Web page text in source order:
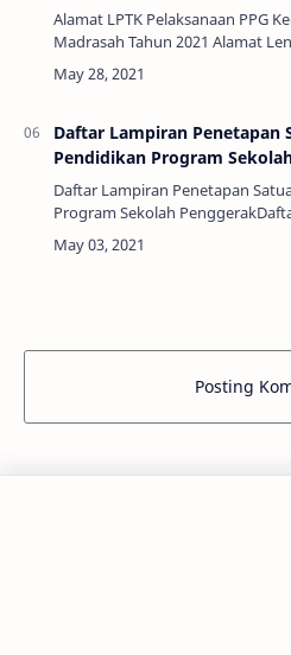
Alamat LPTK Pelaksanaan PPG
Madrasah Tahun 2021 Alamat
Pelaksanaan PPG Kemenag
2021 - Pelaksanaan PPG Daljab
Daftar Lampiran Penetapan
Pendidikan Program
Daftar Lampiran Penetapan
Program Sekolah
Penetapan Satuan Pendidikan
Penggerak - Pemerintah melalui
Posting